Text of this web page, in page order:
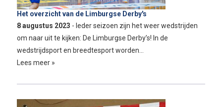
Het overzicht van de Limburgse Derby's
8 augustus 2023 - Ieder seizoen zijn het weer wedstrijden
om naar uit te kijken: De Limburgse Derby’s! In de
wedstrijdsport en breedtesport worden…
Lees meer »